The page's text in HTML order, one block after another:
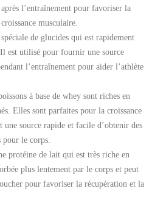
l’entraînement pour favoriser la
musculaire.
de glucides qui est rapidement
est utilisé pour fournir une source
l’entraînement pour aider l’athlète
à base de whey sont riches en
Elles sont parfaites pour la croissance
source rapide et facile d’obtenir des
le corps.
protéine de lait qui est très riche en
plus lentement par le corps et peut
pour favoriser la récupération et la